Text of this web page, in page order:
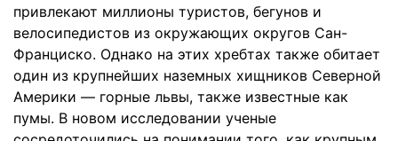
привлекают миллионы туристов, бегунов и
велосипедистов из окружающих округов Сан-
Франциско. Однако на этих хребтах также обитает
один из крупнейших наземных хищников Северной
Америки — горные львы, также известные как
пумы. В новом исследовании ученые